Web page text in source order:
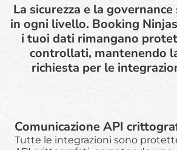
La sicurezza e la
in ogni livello. Booking
i tuoi dati rimangano
controllati, mantenendo
richiesta per le
Comunicazione API
Tutte le integrazioni sono